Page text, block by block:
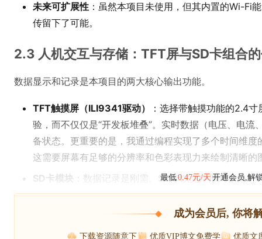
未来可扩展性 ：虽然本项目未使用，但其内置的Wi-Fi
传留下了可能。
2.3 人机交互与存储：TFT屏与SD卡组合
数据显示和记录是本项目的两大核心输出功能。
TFT触摸屏（ILI9341驱动）
：选择带触摸功能的2.4
验，而不仅仅是“开发板堆叠”。实时数据（电压、电
备状态。更重要的是，我通过编程实现了多个时间维
这需要屏幕有足够的分辨率和色彩表现力来绘制清晰的
SD卡模块
：数据记录是刚需。SD卡以文件形式存储
最低0.47元/天开通会员,解
成为会员后, 你将
下载资源随意下 优质VIP博文免费学 优质文